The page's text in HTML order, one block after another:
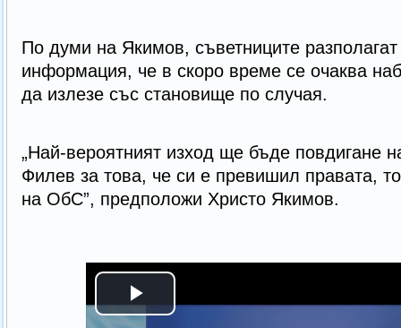
По думи на Якимов, съветниците
информация, че в скоро време се очаква
да излезе със становище по случая.
„Най-вероятният изход ще бъде повдигане
Филев за това, че си е превишил правата,
на ОбС”, предположи Христо Якимов.